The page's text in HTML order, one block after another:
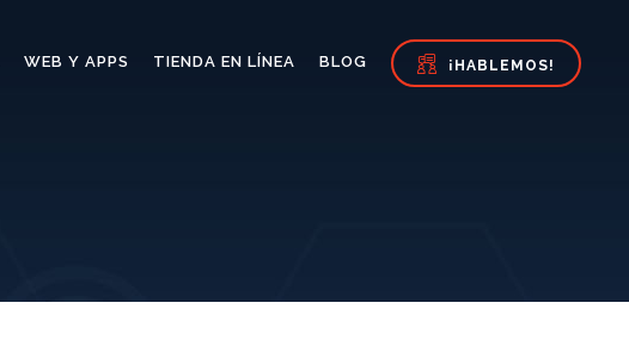
¡HABLEMOS!
WEB Y APPS TIENDA EN LÍNEA BLOG